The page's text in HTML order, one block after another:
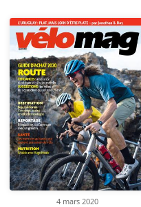
4 mars 2020